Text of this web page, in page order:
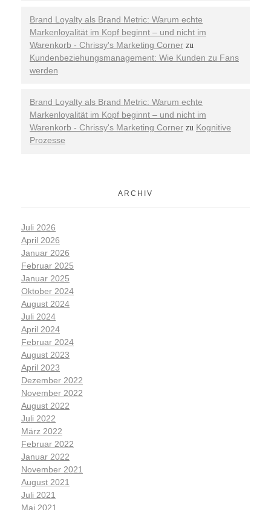
Brand Loyalty als Brand Metric: Warum echte
Markenloyalität im Kopf beginnt – und nicht im
Warenkorb - Chrissy's Marketing Corner zu
Kundenbeziehungsmanagement: Wie Kunden zu Fans
werden
Brand Loyalty als Brand Metric: Warum echte
Markenloyalität im Kopf beginnt – und nicht im
Warenkorb - Chrissy's Marketing Corner zu Kognitive
Prozesse
ARCHIV
Juli 2026
April 2026
Januar 2026
Februar 2025
Januar 2025
Oktober 2024
August 2024
Juli 2024
April 2024
Februar 2024
August 2023
April 2023
Dezember 2022
November 2022
August 2022
Juli 2022
März 2022
Februar 2022
Januar 2022
November 2021
August 2021
Juli 2021
Mai 2021